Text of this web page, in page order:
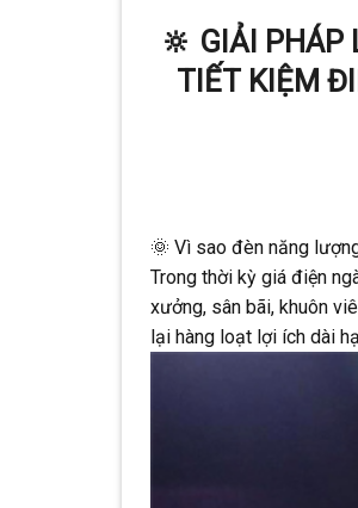
🔆 GIẢI PHÁP
TIẾT KIỆM
🌞 Vì sao đèn năng
Trong thời kỳ giá điện
xưởng, sân bãi, khuôn
lại hàng loạt lợi ích dài